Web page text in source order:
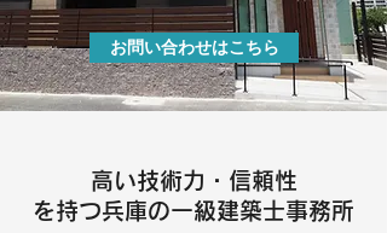
お問い合わせはこちら
​高い技術力・信頼性
を持つ兵庫の一級建築士事務所